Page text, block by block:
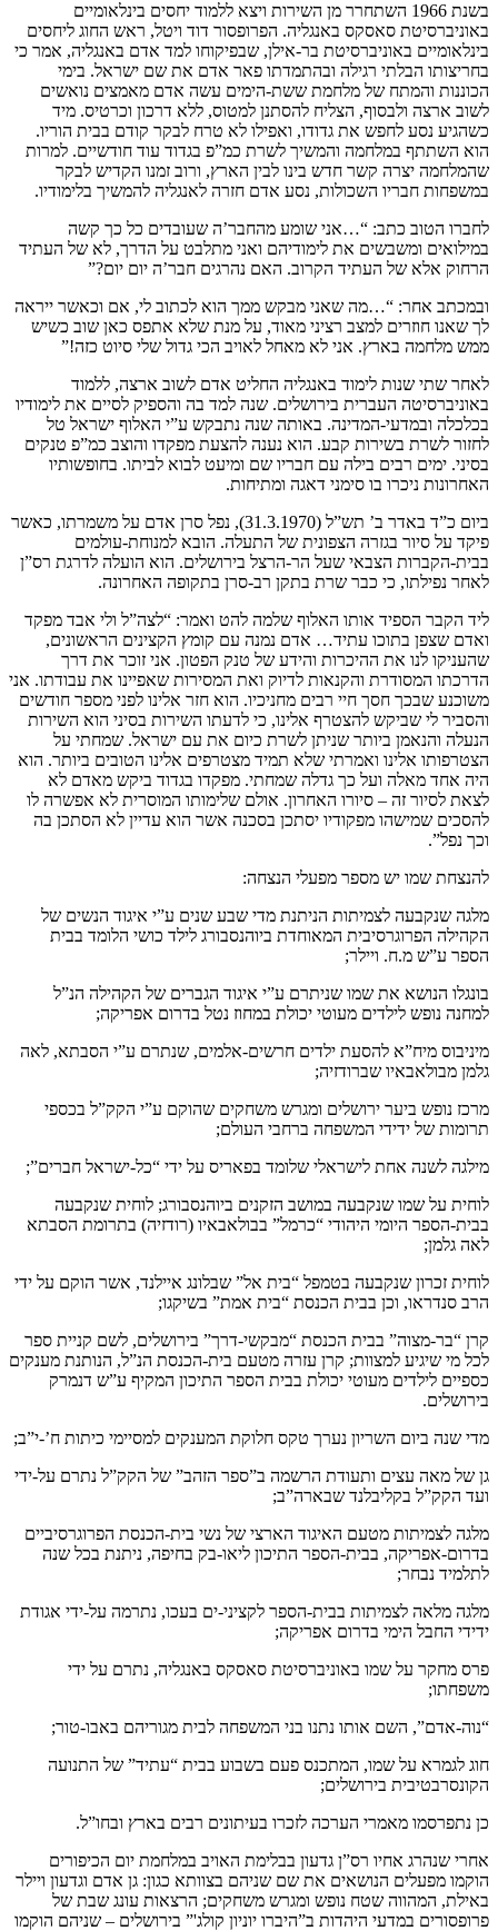
בשנת 1966 השתחרר מן השירות ויצא ללמוד יחסים בינלאומיים
באוניברסיטת סאסקס באנגליה. הפרופסור דוד ויטל, ראש החוג ליחסים
בינלאומיים באוניברסיטת בר-אילן, שבפיקוחו למד אדם באנגליה, אמר כי
בחריצותו הבלתי רגילה ובהתמדתו פאר אדם את שם ישראל. בימי
הכוננות והמתח של מלחמת ששת-הימים עשה אדם מאמצים נואשים
לשוב ארצה ולבסוף, הצליח להסתנן למטוס, ללא דרכון וכרטיס. מיד
כשהגיע נסע לחפש את גדודו, ואפילו לא טרח לבקר קודם בבית הוריו.
הוא השתתף במלחמה והמשיך לשרת כמ”פ בגדוד עוד חודשיים. למרות
שהמלחמה יצרה קשר חדש בינו לבין הארץ, ורוב זמנו הקדיש לבקר
במשפחות חבריו השכולות, נסע אדם חזרה לאנגליה להמשיך בלימודיו.
לחברו הטוב כתב: “…אני שומע מהחבר’ה שעובדים כל כך קשה
במילואים ומשבשים את לימודיהם ואני מתלבט על הדרך, לא של העתיד
הרחוק אלא של העתיד הקרוב. האם נהרגים חבר’ה יום יום?”
ובמכתב אחר: “…מה שאני מבקש ממך הוא לכתוב לי, אם וכאשר ייראה
לך שאנו חוזרים למצב רציני מאוד, על מנת שלא אתפס כאן שוב כשיש
ממש מלחמה בארץ. אני לא מאחל לאויב הכי גדול שלי סיוט כזה!”
לאחר שתי שנות לימוד באנגליה החליט אדם לשוב ארצה, ללמוד
באוניברסיטה העברית בירושלים. שנה למד בה והספיק לסיים את לימודיו
בכלכלה ובמדעי-המדינה. באותה שנה נתבקש ע”י האלוף ישראל טל
לחזור לשרת בשירות קבע. הוא נענה להצעת מפקדו והוצב כמ”פ טנקים
בסיני. ימים רבים בילה עם חבריו שם ומיעט לבוא לביתו. בחופשותיו
האחרונות ניכרו בו סימני דאגה ומתיחות.
ביום כ”ד באדר ב’ תש”ל (31.3.1970), נפל סרן אדם על משמרתו, כאשר
פיקד על סיור בגזרה הצפונית של התעלה. הובא למנוחת-עולמים
בבית-הקברות הצבאי שעל הר-הרצל בירושלים. הוא הועלה לדרגת רס”ן
לאחר נפילתו, כי כבר שרת בתקן רב-סרן בתקופה האחרונה.
ליד הקבר הספיד אותו האלוף שלמה להט ואמר: “לצה”ל ולי אבד מפקד
ואדם שצפן בתוכו עתיד… אדם נמנה עם קומץ הקצינים הראשונים,
שהעניקו לנו את ההיכרות והידע של טנק הפטון. אני זוכר את דרך
הדרכתו המסודרת והקנאות לדיוק ואת המסירות שאפיינו את עבודתו. אני
משוכנע שבכך חסך חיי רבים מחניכיו. הוא חזר אלינו לפני מספר חודשים
והסביר לי שביקש להצטרף אלינו, כי לדעתו השירות בסיני הוא השירות
הנעלה והנאמן ביותר שניתן לשרת כיום את עם ישראל. שמחתי על
הצטרפותו אלינו ואמרתי שלא תמיד מצטרפים אלינו הטובים ביותר. הוא
היה אחד מאלה ועל כך גדלה שמחתי. מפקדו בגדוד ביקש מאדם לא
לצאת לסיור זה – סיורו האחרון. אולם שלימותו המוסרית לא אפשרה לו
להסכים שמישהו מפקודיו יסתכן בסכנה אשר הוא עדיין לא הסתכן בה
וכך נפל”.
להנצחת שמו יש מספר מפעלי הנצחה:
מלגה שנקבעה לצמיתות הניתנת מדי שבע שנים ע”י איגוד הנשים של
הקהילה הפרוגרסיבית המאוחדת ביוהנסבורג לילד כושי הלומד בבית
הספר ע”ש מ.ח. ויילר;
בונגלו הנושא את שמו שניתרם ע”י איגוד הגברים של הקהילה הנ”ל
למחנה נופש לילדים מעוטי יכולת במחוז נטל בדרום אפריקה;
מיניבוס מיח”א להסעת ילדים חרשים-אלמים, שנתרם ע”י הסבתא, לאה
גלמן מבולאבאיו שברודזיה;
מרכז נופש ביער ירושלים ומגרש משחקים שהוקם ע”י הקק”ל בכספי
תרומות של ידידי המשפחה ברחבי העולם;
מילגה לשנה אחת לישראלי שלומד בפאריס על ידי “כל-ישראל חברים”;
לוחית על שמו שנקבעה במושב הזקנים ביוהנסבורג; לוחית שנקבעה
בבית-הספר היומי היהודי “כרמל” בבולאבאיו (רודזיה) בתרומת הסבתא
לאה גלמן;
לוחית זכרון שנקבעה בטמפל “בית אל” שבלונג איילנד, אשר הוקם על ידי
הרב סנדראו, וכן בבית הכנסת “בית אמת” בשיקגו;
קרן “בר-מצוה” בבית הכנסת “מבקשי-דרך” בירושלים, לשם קניית ספר
לכל מי שיגיע למצוות; קרן עזרה מטעם בית-הכנסת הנ”ל, הנותנת מענקים
כספיים לילדים מעוטי יכולת בבית הספר התיכון המקיף ע”ש דנמרק
בירושלים.
מדי שנה ביום השריון נערך טקס חלוקת המענקים למסיימי כיתות ח’-י”ב;
גן של מאה עצים ותעודת הרשמה ב”ספר הזהב” של הקק”ל נתרם על-ידי
ועד הקק”ל בקליבלנד שבארה”ב;
מלגה לצמיתות מטעם האיגוד הארצי של נשי בית-הכנסת הפרוגרסיביים
בדרום-אפריקה, בבית-הספר התיכון ליאו-בק בחיפה, ניתנת בכל שנה
לתלמיד נבחר;
מלגה מלאה לצמיתות בבית-הספר לקציני-ים בעכו, נתרמה על-ידי אגודת
ידידי החבל הימי בדרום אפריקה;
פרס מחקר על שמו באוניברסיטת סאסקס באנגליה, נתרם על ידי
משפחתו;
“נוה-אדם”, השם אותו נתנו בני המשפחה לבית מגוריהם באבו-טור;
חוג לגמרא על שמו, המתכנס פעם בשבוע בבית “עתיד” של התנועה
הקונסרבטיבית בירושלים;
כן נתפרסמו מאמרי הערכה לזכרו בעיתונים רבים בארץ ובחו”ל.
אחרי שנהרג אחיו רס”ן גדעון בבלימת האויב במלחמת יום הכיפורים
הוקמו מפעלים הנושאים את שם שניהם בצוותא כגון: גן אדם וגדעון ויילר
באילת, המהווה שטח נופש ומגרש משחקים; הרצאות עונג שבת של
פרופסורים במדעי היהדות ב”היברו יוניון קולג'” בירושלים – שניהם הוקמו